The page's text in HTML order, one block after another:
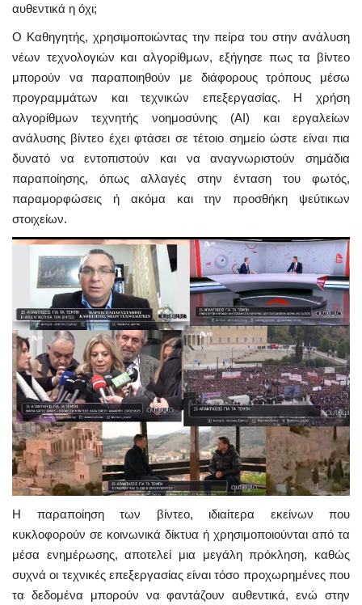
αυθεντικά η όχι;
Ο Καθηγητής, χρησιμοποιώντας την πείρα του στην ανάλυση
νέων τεχνολογιών και αλγορίθμων, εξήγησε πως τα βίντεο
μπορούν να παραποιηθούν με διάφορους τρόπους μέσω
προγραμμάτων και τεχνικών επεξεργασίας. Η χρήση
αλγορίθμων τεχνητής νοημοσύνης (AI) και εργαλείων
ανάλυσης βίντεο έχει φτάσει σε τέτοιο σημείο ώστε είναι πια
δυνατό να εντοπιστούν και να αναγνωριστούν σημάδια
παραποίησης, όπως αλλαγές στην ένταση του φωτός,
παραμορφώσεις ή ακόμα και την προσθήκη ψεύτικων
στοιχείων.
Η παραποίηση των βίντεο, ιδιαίτερα εκείνων που
κυκλοφορούν σε κοινωνικά δίκτυα ή χρησιμοποιούνται από τα
μέσα ενημέρωσης, αποτελεί μια μεγάλη πρόκληση, καθώς
συχνά οι τεχνικές επεξεργασίας είναι τόσο προχωρημένες που
τα δεδομένα μπορούν να φαντάζουν αυθεντικά, ενώ στην